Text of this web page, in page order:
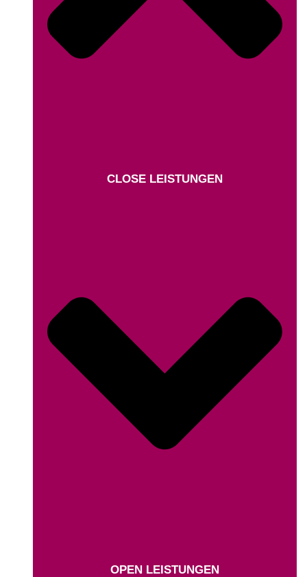
CLOSE LEISTUNGEN
OPEN LEISTUNGEN